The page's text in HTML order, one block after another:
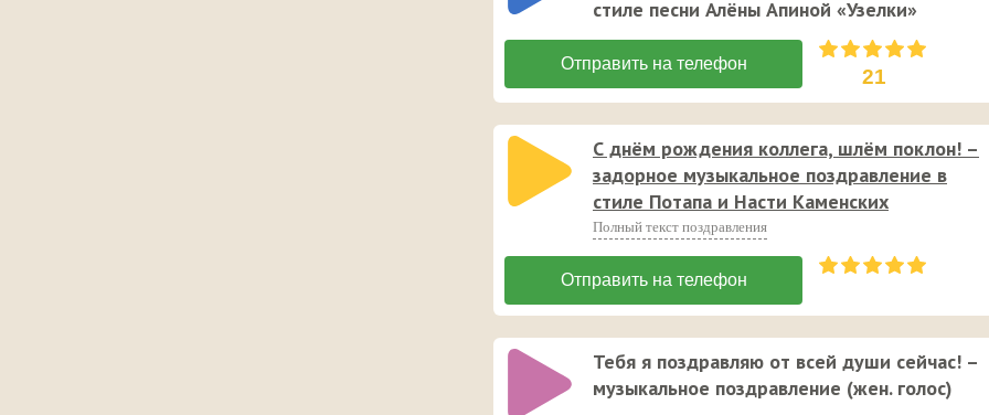
стиле песни Алёны Апиной «Узелки»
21
С днём рождения коллега, шлём поклон! –
задорное музыкальное поздравление в
стиле Потапа и Насти Каменских
Полный текст поздравления
Тебя я поздравляю от всей души сейчас! –
музыкальное поздравление (жен. голос)